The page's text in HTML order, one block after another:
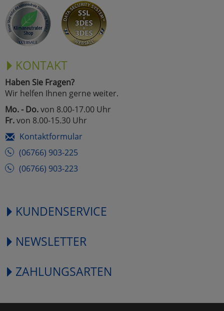
KONTAKT
Haben Sie Fragen?
Wir helfen Ihnen gerne weiter.
Mo. - Do.von 8.00-17.00 Uhr
Fr.von 8.00-15.30 Uhr
Kontaktformular
(06766) 903-225
(06766) 903-223
KUNDENSERVICE
NEWSLETTER
ZAHLUNGSARTEN